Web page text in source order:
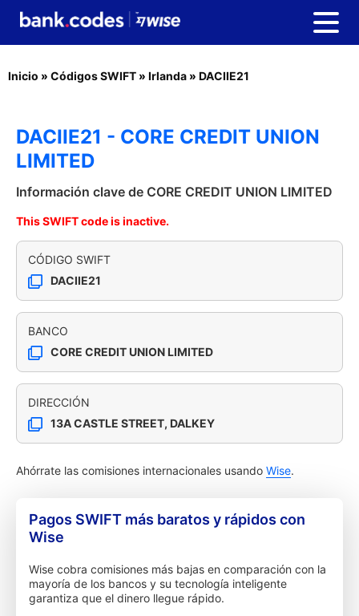
Inicio » Códigos SWIFT » Irlanda » DACIIE21
DACIIE21 - CORE CREDIT UNION
LIMITED
Información clave de CORE CREDIT UNION LIMITED
This SWIFT code is inactive.
CÓDIGO SWIFT
DACIIE21
BANCO
CORE CREDIT UNION LIMITED
DIRECCIÓN
13A CASTLE STREET, DALKEY
Ahórrate las comisiones internacionales usando Wise.
Pagos SWIFT más baratos y rápidos con
Wise
Wise cobra comisiones más bajas en comparación con la
mayoría de los bancos y su tecnología inteligente
garantiza que el dinero llegue rápido.